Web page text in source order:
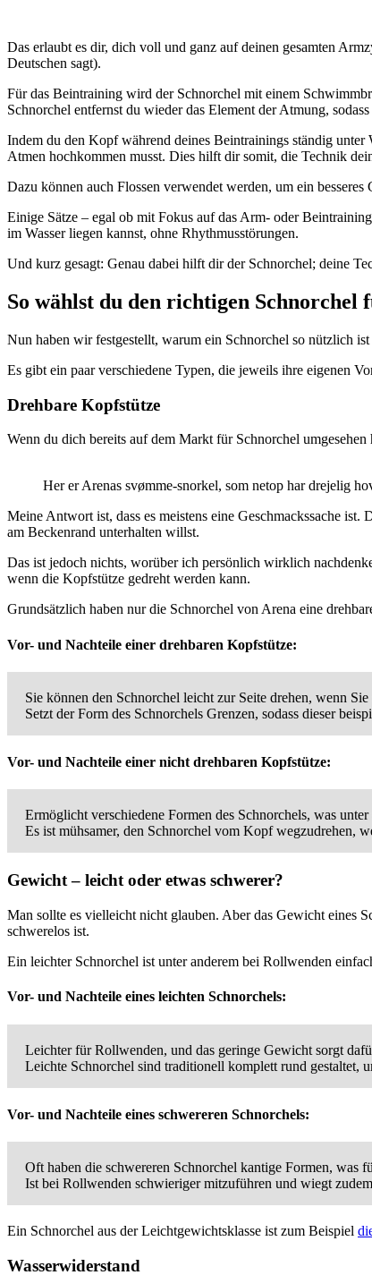
Das erlaubt es dir, dich voll und ganz auf deinen gesamten
Deutschen sagt).
Für das Beintraining wird der Schnorchel mit einem
Schnorchel entfernst du wieder das Element der Atmung,
Indem du den Kopf während deines Beintrainings ständig
Atmen hochkommen musst. Dies hilft dir somit, die Technik
Dazu können auch Flossen verwendet werden, um ein
Einige Sätze – egal ob mit Fokus auf das Arm- oder
im Wasser liegen kannst, ohne Rhythmusstörungen.
Und kurz gesagt: Genau dabei hilft dir der Schnorchel; deine
So wählst du den richtigen Schnorchel
Nun haben wir festgestellt, warum ein Schnorchel so nützlich
Es gibt ein paar verschiedene Typen, die jeweils ihre eigenen
Drehbare Kopfstütze
Wenn du dich bereits auf dem Markt für Schnorchel
Her er Arenas svømme-snorkel, som netop har drejelig
Meine Antwort ist, dass es meistens eine Geschmackssache
am Beckenrand unterhalten willst.
Das ist jedoch nichts, worüber ich persönlich wirklich
wenn die Kopfstütze gedreht werden kann.
Grundsätzlich haben nur die Schnorchel von Arena eine
Vor- und Nachteile einer drehbaren Kopfstütze:
Sie können den Schnorchel leicht zur Seite drehen, wenn
Setzt der Form des Schnorchels Grenzen, sodass dieser
Vor- und Nachteile einer nicht drehbaren Kopfstütze:
Ermöglicht verschiedene Formen des Schnorchels, was
Es ist mühsamer, den Schnorchel vom Kopf wegzudrehen,
Gewicht – leicht oder etwas schwerer?
Man sollte es vielleicht nicht glauben. Aber das Gewicht eines
schwerelos ist.
Ein leichter Schnorchel ist unter anderem bei Rollwenden
Vor- und Nachteile eines leichten Schnorchels:
Leichter für Rollwenden, und das geringe Gewicht sorgt
Leichte Schnorchel sind traditionell komplett rund gestaltet,
Vor- und Nachteile eines schwereren Schnorchels:
Oft haben die schwereren Schnorchel kantige Formen, was
Ist bei Rollwenden schwieriger mitzuführen und wiegt
Ein Schnorchel aus der Leichtgewichtsklasse ist zum Beispiel
Wasserwiderstand